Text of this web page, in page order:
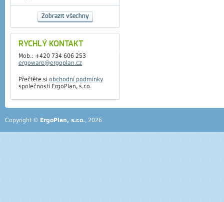
Zobrazit všechny
RYCHLÝ KONTAKT
Mob.: +420 734 606 253
ergoware@ergoplan.cz
Přečtěte si obchodní podmínky
společnosti ErgoPlan, s.r.o.
Copyright © ErgoPlan, s.r.o., 2026